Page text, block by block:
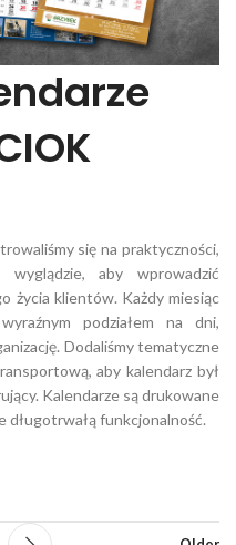
się na praktyczności,
wyglądzie, aby wprowadzić
życia klientów. Każdy miesiąc
podziałem na dni,
Dodaliśmy tematyczne
aby kalendarz był
Kalendarze są drukowane
długotrwałą funkcjonalność.